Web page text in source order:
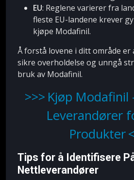
EU: Reglene varierer fra
fleste EU-landene krever
kjøpe Modafinil.
Å forstå lovene i ditt område er
sikre overholdelse og unngå
bruk av Modafinil.
Kjøp Modafinil
Leverandører
Produkter
Tips for å Identifisere
Nettleverandører